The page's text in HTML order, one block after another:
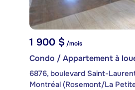
1 900 $ /mois
Condo / Appartement à
6876, boulevard Saint-
Montréal (Rosemont/La